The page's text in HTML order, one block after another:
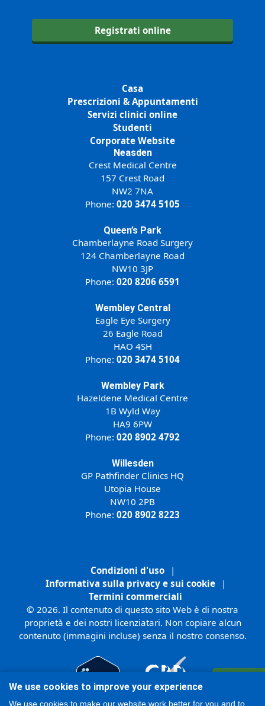
Registrati online
Casa
Prescrizioni & Appuntamenti
Servizi clinici online
Studenti
Corporate Website
Neasden
Crest Medical Centre
157 Crest Road
NW2 7NA
Phone: 020 3474 5105
Queen’s Park
Chamberlayne Road Surgery
124 Chamberlayne Road
NW10 3JP
Phone: 020 8206 6591
Wembley Central
Eagle Eye Surgery
26 Eagle Road
HAO 4SH
Phone: 020 3474 5104
Wembley Park
Hazeldene Medical Centre
1B Wyld Way
HA9 6PW
Phone: 020 8902 4792
Willesden
GP Pathfinder Clinics HQ
Utopia House
NW10 2PB
Phone: 020 8902 8223
Condizioni d'uso
|
Informativa sulla privacy e sui cookie
|
Termini commerciali
© 2026. Il contenuto di questo sito Web è di nostra
proprietà e dei nostri licenziatari. Non copiare alcun
contenuto (immagini incluse) senza il nostro consenso.
We use cookies to improve your experience
We use cookies to make our website work better for you and to